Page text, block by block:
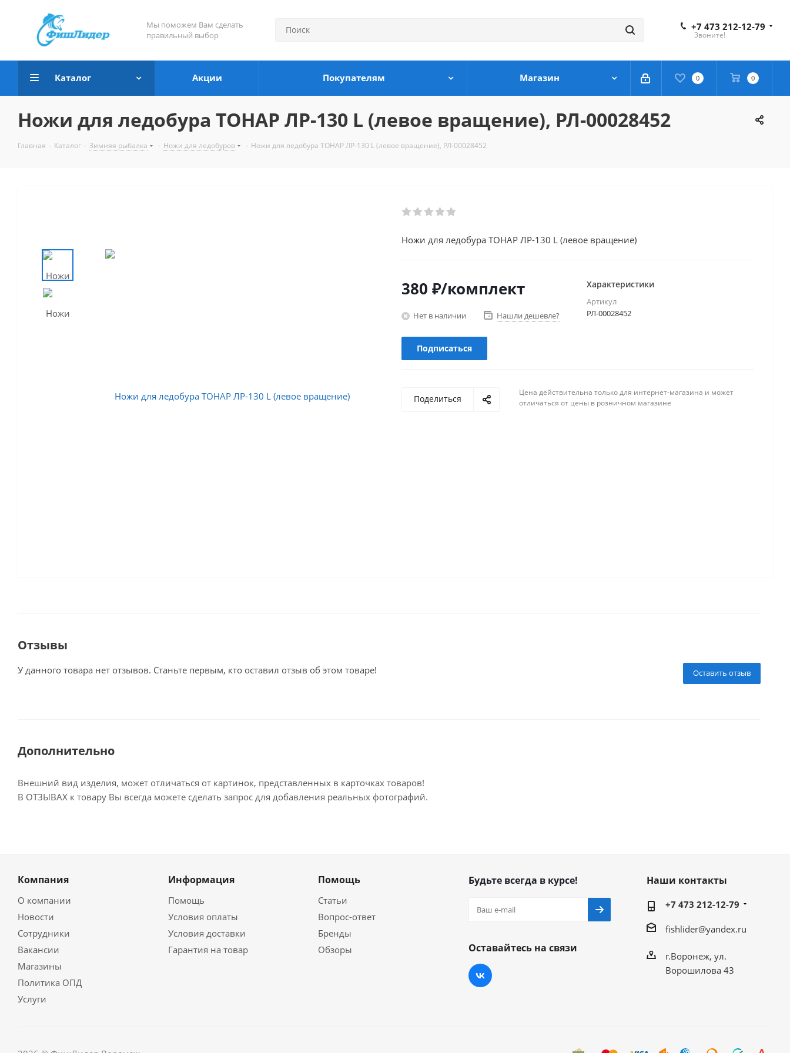
Мы поможем Вам сделать
правильный выбор
+7 473 212-12-79
Звоните!
0 0
Каталог Акции Покупателям Магазин
Ножи для ледобура ТОНАР ЛР-130 L (левое вращение), РЛ-00028452
Главная - Каталог - Зимняя рыбалка - Ножи для ледобуров - Ножи для ледобура ТОНАР ЛР-130 L (левое вращение), РЛ-00028452
Ножи для ледобура ТОНАР ЛР-130 L (левое вращение)
380 ₽/комплект
Нет в наличии Нашли дешевле?
Подписаться
Характеристики
Артикул
РЛ-00028452
Поделиться
Цена действительна только для интернет-магазина и может
отличаться от цены в розничном магазине
Отзывы
Оставить отзыв
У данного товара нет отзывов. Станьте первым, кто оставил отзыв об этом товаре!
Дополнительно
Внешний вид изделия, может отличаться от картинок, представленных в карточках товаров!
В ОТЗЫВАХ к товару Вы всегда можете сделать запрос для добавления реальных фотографий.
Компания
О компании
Новости
Сотрудники
Вакансии
Магазины
Политика ОПД
Услуги
Информация
Помощь
Условия оплаты
Условия доставки
Гарантия на товар
Помощь
Статьи
Вопрос-ответ
Бренды
Обзоры
Будьте всегда в курсе!
Оставайтесь на связи
Наши контакты
+7 473 212-12-79
fishlider@yandex.ru
г.Воронеж, ул.
Ворошилова 43